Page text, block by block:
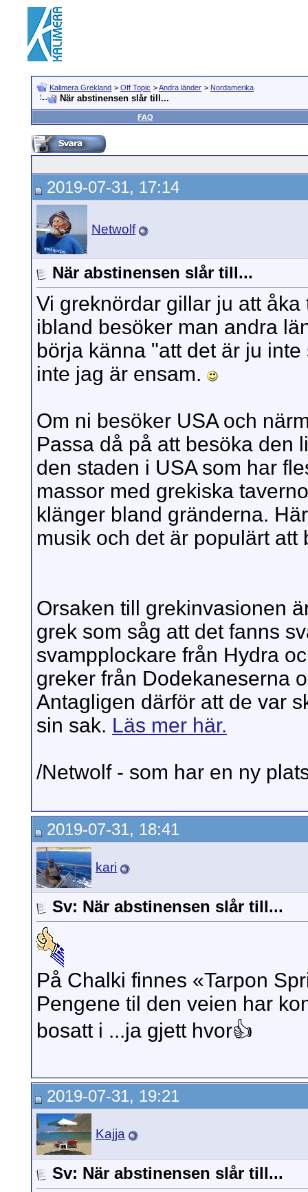
Kalimera Grekland > Off Topic >Andra länder > Nordamerika
När abstinensen slår till...
FAQ
2019-07-31, 17:14
Netwolf
När abstinensen slår till...
Vi greknördar gillar ju att
ibland besöker man andra
börja känna "att det är ju
inte jag är ensam.
Om ni besöker USA och
Passa då på att besöka den
den staden i USA som har
massor med grekiska
klänger bland gränderna.
musik och det är populärt att
Orsaken till grekinvasionen
grek som såg att det fanns
svampplockare från Hydra
greker från Dodekaneserna
Antagligen därför att de var
sin sak. Läs mer här.
/Netwolf - som har en ny
2019-07-31, 18:41
kari
Sv: När abstinensen slår till...
På Chalki finnes «Tarpon
Pengene til den veien har
bosatt i ...ja gjett hvor👍
2019-07-31, 19:21
Kajja
Sv: När abstinensen slår till...